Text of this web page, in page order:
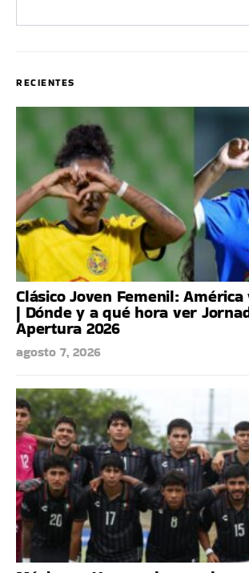
RECIENTES
Clásico Joven Femenil:
| Dónde y a qué hora ver
Apertura 2026
agosto 7, 2026